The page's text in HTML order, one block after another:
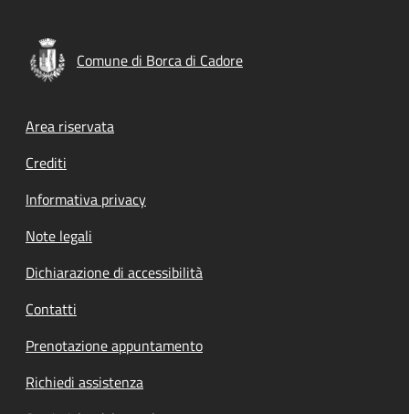
Comune di Borca di Cadore
Footer menu
Area riservata
Crediti
Informativa privacy
Note legali
Dichiarazione di accessibilità
Contatti
Prenotazione appuntamento
Richiedi assistenza